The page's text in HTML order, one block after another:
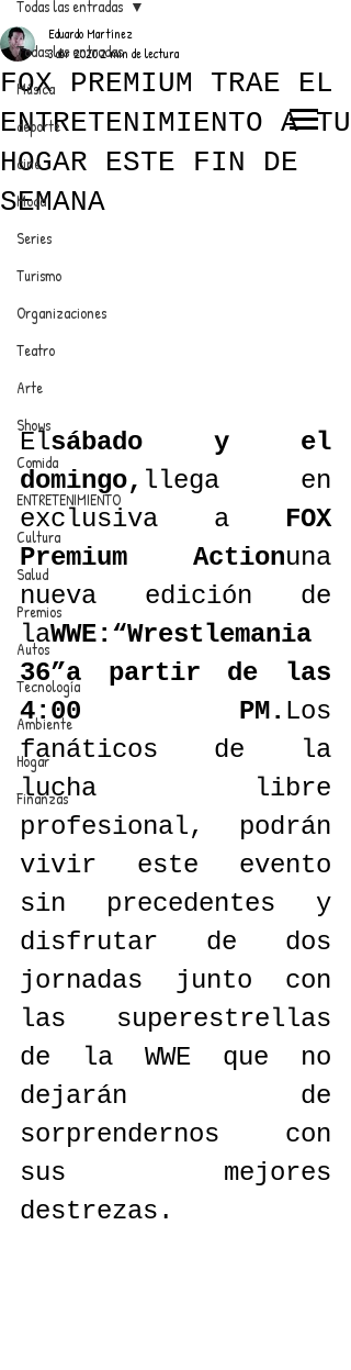
ANUNCIATE CON NOSOTROS
PARA MÁS INFORMACIÓN:
dinamicaseltrendytop@gmail.com
EL TRENDY TOP
CON EDDY MARTINEZ
Todas las entradas
Música
deporte
cine
Moda
Series
Turismo
Organizaciones
Teatro
Arte
Shows
Comida
ENTRETENIMIENTO
Cultura
Salud
Premios
Autos
Tecnología
Ambiente
Hogar
Finanzas
Todas las entradas
FOX PREMIUM TRAE EL
ENTRETENIMIENTO A TU
HOGAR ESTE FIN DE
SEMANA
Eduardo Martínez
3 abr 20202 min de lectura
Elsábado y el
domingo, llega en
exclusiva a FOX
Premium Actionuna
nueva edición de
laWWE:“Wrestlemania
36”a partir de las
4:00 PM. Los
fanáticos de la
lucha libre
profesional, podrán
vivir este evento
sin precedentes y
disfrutar de dos
jornadas junto con
las superestrellas
de la WWE que no
dejarán de
sorprendernos con
sus mejores
destrezas.